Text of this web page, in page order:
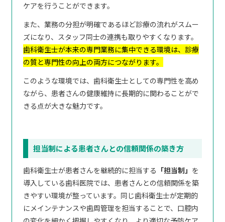
ケアを行うことができます。
また、業務の分担が明確であるほど診療の流れがスムー
ズになり、スタッフ同士の連携も取りやすくなります。
歯科衛生士が本来の専門業務に集中できる環境は、診療
の質と専門性の向上の両方につながります。
このような環境では、歯科衛生士としての専門性を高め
ながら、患者さんの健康維持に長期的に関わることがで
きる点が大きな魅力です。
担当制による患者さんとの信頼関係の築き方
歯科衛生士が患者さんを継続的に担当する 「担当制」 を
導入している歯科医院では、患者さんとの信頼関係を築
きやすい環境が整っています。同じ歯科衛生士が定期的
にメインテナンスや歯周管理を担当することで、口腔内